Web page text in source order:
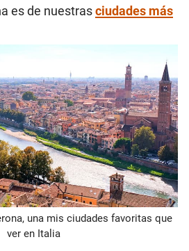
es de nuestrasciudades más
una mis ciudades favoritas que
ver en Italia